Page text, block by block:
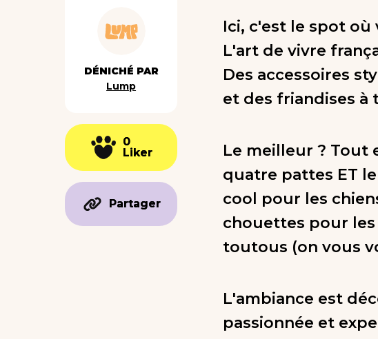
DÉNICHÉ PAR
Lump
0
Liker
0
Liker
Partager
Partager
Ici, c'est le spot
L'art de vivre
Des accessoires
et des friandises à
Le meilleur ? Tout
quatre pattes ET
cool pour les
chouettes pour
toutous (on vous
L'ambiance est
passionnée et